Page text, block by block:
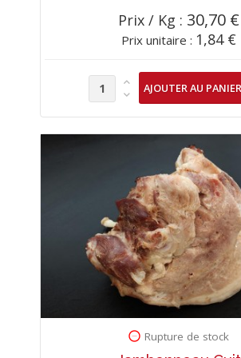
Prix / Kg : 30,70 €
Prix unitaire : 1,84 €
Rupture de stock